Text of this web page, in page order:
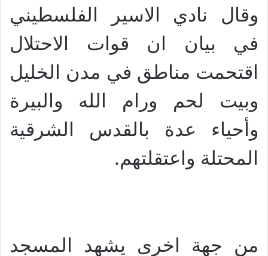
وقال نادي الاسير الفلسطيني
في بيان ان قوات الاحتلال
اقتحمت مناطق في مدن الخليل
وبيت لحم ورام الله والبيرة
وأحياء عدة بالقدس الشرقية
المحتلة واعتقلتهم.
من جهة اخرى يشهد المسجد